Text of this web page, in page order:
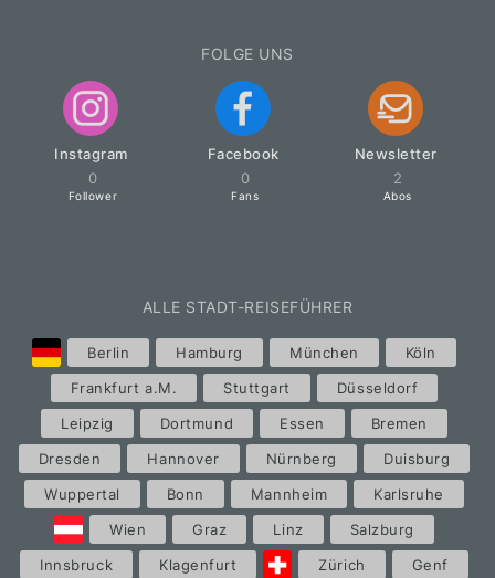
FOLGE UNS
Instagram
0
Follower
Facebook
0
Fans
Newsletter
2
Abos
ALLE STADT-REISEFÜHRER
Berlin Hamburg München
Köln
Frankfurt a.M.
Stuttgart
Düsseldorf
Leipzig
Dortmund Essen
Bremen
Dresden
Hannover Nürnberg
Duisburg
Wuppertal
Bonn Mannheim
Karlsruhe
Wien
Graz Linz
Salzburg
Innsbruck
Klagenfurt Zürich Genf